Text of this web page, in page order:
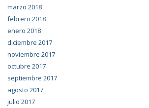
marzo 2018
febrero 2018
enero 2018
diciembre 2017
noviembre 2017
octubre 2017
septiembre 2017
agosto 2017
julio 2017